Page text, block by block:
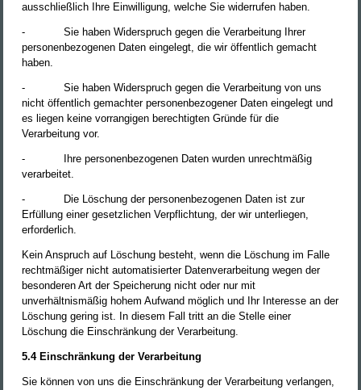
ausschließlich Ihre Einwilligung, welche Sie widerrufen haben.
-
Sie haben Widerspruch gegen die Verarbeitung Ihrer
personenbezogenen Daten eingelegt, die wir öffentlich gemacht
haben.
-
Sie haben Widerspruch gegen die Verarbeitung von uns
nicht öffentlich gemachter personenbezogener Daten eingelegt und
es liegen keine vorrangigen berechtigten Gründe für die
Verarbeitung vor.
-
Ihre personenbezogenen Daten wurden unrechtmäßig
verarbeitet.
-
Die Löschung der personenbezogenen Daten ist zur
Erfüllung einer gesetzlichen Verpflichtung, der wir unterliegen,
erforderlich.
Kein Anspruch auf Löschung besteht, wenn die Löschung im Falle
rechtmäßiger nicht automatisierter Datenverarbeitung wegen der
besonderen Art der Speicherung nicht oder nur mit
unverhältnismäßig hohem Aufwand möglich und Ihr Interesse an der
Löschung gering ist. In diesem Fall tritt an die Stelle einer
Löschung die Einschränkung der Verarbeitung.
5.4 Einschränkung der Verarbeitung
Sie können von uns die Einschränkung der Verarbeitung verlangen,